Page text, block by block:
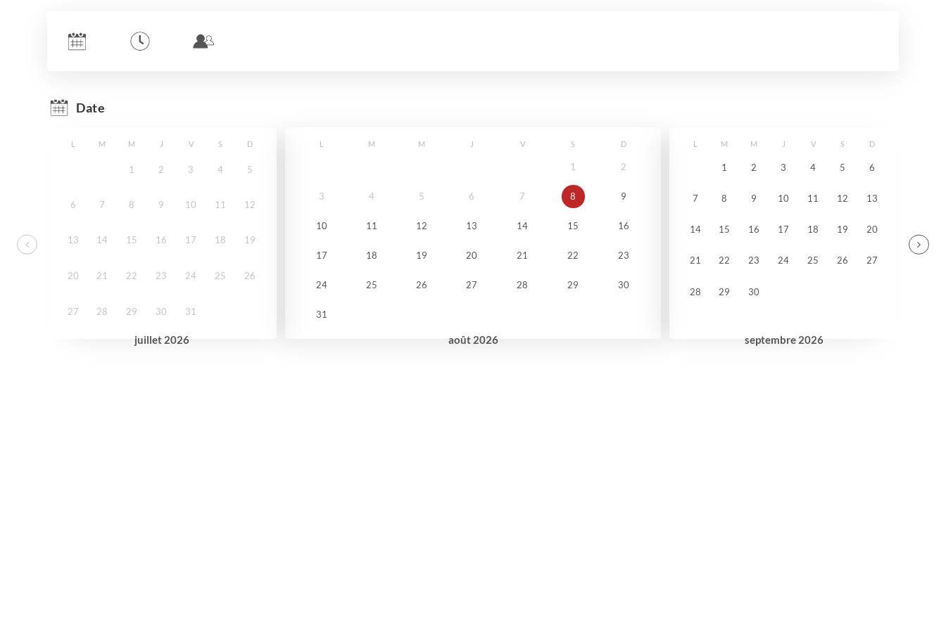
Date
juillet 2026
L M M J V S D
1 2 3 4 5
6 7 8 9 10 11 12
13 14 15 16 17 18 19
20 21 22 23 24 25 26
27 28 29 30 31
août 2026
L M M J V S D
1 2
3 4 5 6 7 8 9
10 11 12 13 14 15 16
17 18 19 20 21 22 23
24 25 26 27 28 29 30
31
septembre 2026
L M M J V S D
1 2 3 4 5 6
7 8 9 10 11 12 13
14 15 16 17 18 19 20
21 22 23 24 25 26 27
28 29 30